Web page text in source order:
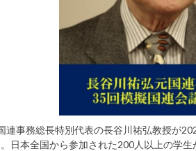
連事務総長特別代表の長谷川祐弘教授が
日本全国から参加された200人以上の学